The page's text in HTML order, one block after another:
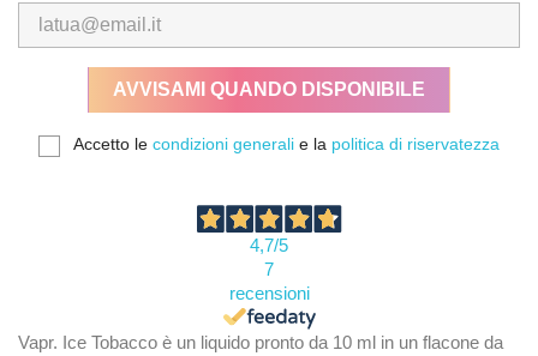
AVVISAMI QUANDO DISPONIBILE
Accetto le condizioni generali e la politica di riservatezza
4,7/5
7
recensioni
Vapr. Ice Tobacco è un liquido pronto da 10 ml in un flacone da